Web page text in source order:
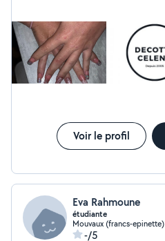
Voir le profil
Eva Rahmoune
étudiante
Mouvaux (francs-epinette)
-/5